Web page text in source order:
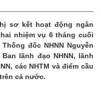
sơ kết hoạt động ngân
nhiệm vụ 6 tháng cuối
đốc NHNN Nguyễn
lãnh đạo NHNN, lãnh
các NHTM và điểm cầu
cả nước.